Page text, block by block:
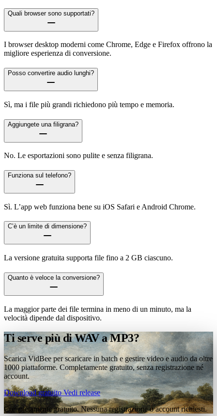
Quali browser sono supportati?
I browser desktop moderni come Chrome, Edge e Firefox offrono la
migliore esperienza di conversione.
Posso convertire audio lunghi?
Sì, ma i file più grandi richiedono più tempo e memoria.
Aggiungete una filigrana?
No. Le esportazioni sono pulite e senza filigrana.
Funziona sul telefono?
Sì. L’app web funziona bene su iOS Safari e Android Chrome.
C’è un limite di dimensione?
La versione gratuita supporta file fino a 2 GB ciascuno.
Quanto è veloce la conversione?
La maggior parte dei file termina in meno di un minuto, ma la
velocità dipende dal dispositivo.
Ti serve più di WAV a MP3?
Scarica VidBee per scaricare in batch e gestire video e audio da oltre
1000 piattaforme. Completamente gratuito, senza registrazione né
account.
Download gratuitoVedi release
Completamente gratuito. Nessuna registrazione o account richiesti.